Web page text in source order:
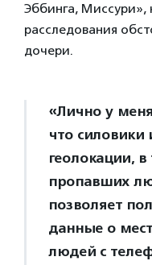
Эббинга, Миссури»,
расследования
дочери.
«Лично у
что
геолокации,
пропавших
позволяет
данные о
людей с